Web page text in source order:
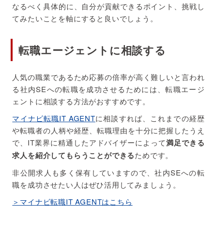
なるべく具体的に、自分が貢献できるポイント、挑戦し
てみたいことを軸にすると良いでしょう。
転職エージェントに相談する
人気の職業であるため応募の倍率が高く難しいと言われ
る社内SEへの転職を成功させるためには、転職エージ
ェントに相談する方法がおすすめです。
マイナビ転職IT AGENTに相談すれば、これまでの経歴
や転職者の人柄や経歴、転職理由を十分に把握したうえ
で、IT業界に精通したアドバイザーによって満足できる
求人を紹介してもらうことができるためです。
非公開求人も多く保有していますので、社内SEへの転
職を成功させたい人はぜひ活用してみましょう。
＞マイナビ転職IT AGENTはこちら